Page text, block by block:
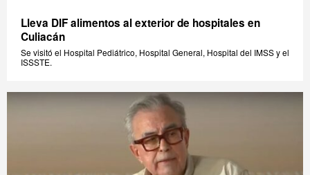
Lleva DIF alimentos al exterior de hospitales en
Culiacán
Se visitó el Hospital Pediátrico, Hospital General, Hospital del IMSS y el
ISSSTE.